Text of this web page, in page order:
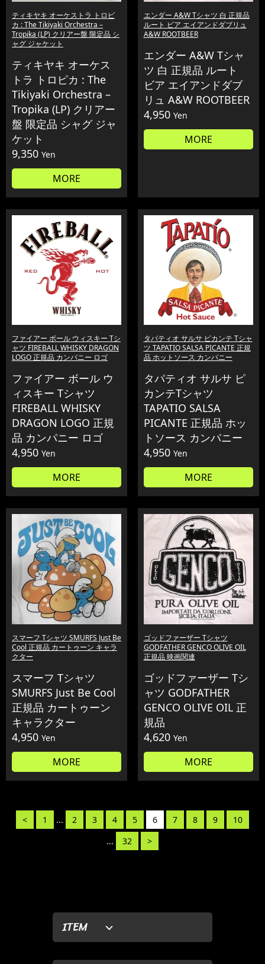
ITEM
ティキヤキ オーケストラ トロピ
カ : The Tikiyaki Orchestra –
Tropika (LP) クリアー盤 限定品 シ
ャグ ジャケット
ティキヤキ オーケス
トラ トロピカ : The
Tikiyaki Orchestra –
Tropika (LP) クリアー
盤 限定品 シャグ ジャ
ケット
9,350 Yen
MORE
エンダー A&W Tシャツ 白 正規品
ルート ビア エイアンドダブリュ
A&W ROOTBEER
エンダー A&W Tシャ
ツ 白 正規品 ルート
ビア エイアンドダブ
リュ A&W ROOTBEER
4,950 Yen
MORE
ファイアー ボール ウィスキー Tシ
ャツ FIREBALL WHISKY DRAGON
LOGO 正規品 カンパニー ロゴ
ファイアー ボール ウ
ィスキー Tシャツ
FIREBALL WHISKY
DRAGON LOGO 正規
品 カンパニー ロゴ
4,950 Yen
MORE
タパティオ サルサ ピカンテ Tシャ
ツ TAPATIO SALSA PICANTE 正規
品 ホットソース カンパニー
タパティオ サルサ ピ
カンテTシャツ
TAPATIO SALSA
PICANTE 正規品 ホッ
トソース カンパニー
4,950 Yen
MORE
スマーフ Tシャツ SMURFS Just Be
Cool 正規品 カートゥーン キャラ
クター
スマーフ Tシャツ
SMURFS Just Be Cool
正規品 カートゥーン
キャラクター
4,950 Yen
MORE
ゴッドファーザー Tシャツ
GODFATHER GENCO OLIVE OIL
正規品 映画関連
ゴッドファーザー Tシ
ャツ GODFATHER
GENCO OLIVE OIL 正
規品
4,620 Yen
MORE
< 1 ... 2 3 4 5 6 7 8 9
10
...
32 >